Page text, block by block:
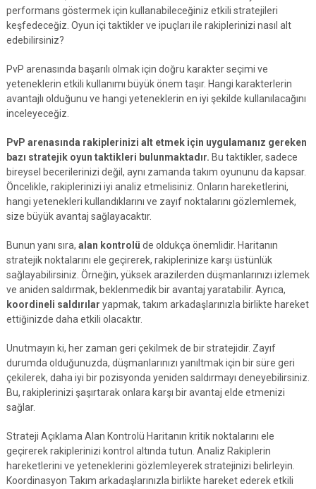
performans göstermek için kullanabileceğiniz etkili stratejileri
keşfedeceğiz. Oyun içi taktikler ve ipuçları ile rakiplerinizi nasıl alt
edebilirsiniz?
PvP arenasında başarılı olmak için doğru karakter seçimi ve
yeteneklerin etkili kullanımı büyük önem taşır. Hangi karakterlerin
avantajlı olduğunu ve hangi yeteneklerin en iyi şekilde kullanılacağını
inceleyeceğiz.
PvP arenasında rakiplerinizi alt etmek için uygulamanız gereken
bazı stratejik oyun taktikleri bulunmaktadır. Bu taktikler, sadece
bireysel becerilerinizi değil, aynı zamanda takım oyununu da kapsar.
Öncelikle, rakiplerinizi iyi analiz etmelisiniz. Onların hareketlerini,
hangi yetenekleri kullandıklarını ve zayıf noktalarını gözlemlemek,
size büyük avantaj sağlayacaktır.
Bunun yanı sıra, alan kontrolü de oldukça önemlidir. Haritanın
stratejik noktalarını ele geçirerek, rakiplerinize karşı üstünlük
sağlayabilirsiniz. Örneğin, yüksek arazilerden düşmanlarınızı izlemek
ve aniden saldırmak, beklenmedik bir avantaj yaratabilir. Ayrıca,
koordineli saldırılar yapmak, takım arkadaşlarınızla birlikte hareket
ettiğinizde daha etkili olacaktır.
Unutmayın ki, her zaman geri çekilmek de bir stratejidir. Zayıf
durumda olduğunuzda, düşmanlarınızı yanıltmak için bir süre geri
çekilerek, daha iyi bir pozisyonda yeniden saldırmayı deneyebilirsiniz.
Bu, rakiplerinizi şaşırtarak onlara karşı bir avantaj elde etmenizi
sağlar.
Strateji Açıklama Alan Kontrolü Haritanın kritik noktalarını ele
geçirerek rakiplerinizi kontrol altında tutun. Analiz Rakiplerin
hareketlerini ve yeteneklerini gözlemleyerek stratejinizi belirleyin.
Koordinasyon Takım arkadaşlarınızla birlikte hareket ederek etkili